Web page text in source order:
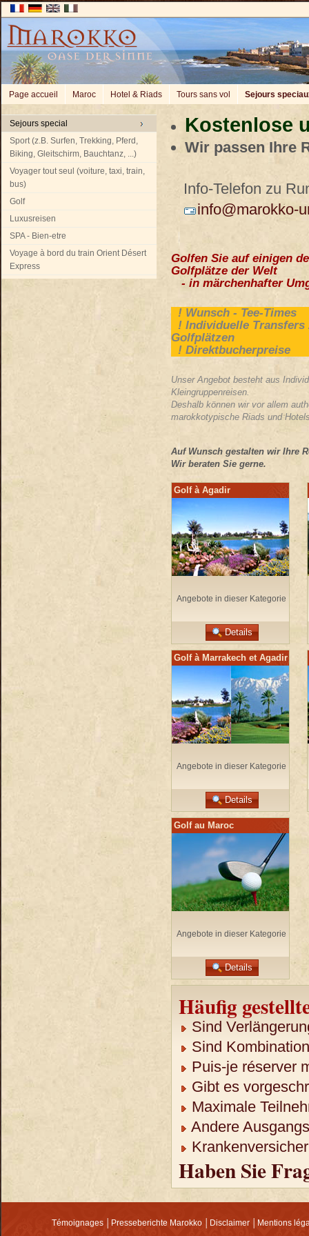
Page accueil Maroc Hotel & Riads Tours sans vol Sejours
Sejours special
Sport (z.B. Surfen, Trekking, Pferd,
Biking, Gleitschirm, Bauchtanz, ...)
Voyager tout seul (voiture, taxi, train,
bus)
Golf
Luxusreisen
SPA - Bien-etre
Voyage à bord du train Orient Désert
Express
Kostenlose
Wir passen Ihre
Info-Telefon zu
info@marokko-
Golfen Sie auf einigen
Golfplätze der Welt
- in märchenhafter
! Wunsch - Tee-Times
! Individuelle Transfers
Golfplätzen
! Direktbucherpreise
Unser Angebot besteht aus
Kleingruppenreisen.
Deshalb können wir vor allem
marokkotypische Riads und
Auf Wunsch gestalten wir Ihre
Wir beraten Sie gerne.
Golf à Agadir
Angebote in dieser Kategorie
Details
Golf à Marrakech et Agadir
Angebote in dieser Kategorie
Details
Golf au Maroc
Angebote in dieser Kategorie
Details
Häufig
Sind
Sind
Puis-je réserver
Gibt es
Maximale
Andere
Haben Sie
Témoignages Presseberichte Marokko Disclaimer Mentions